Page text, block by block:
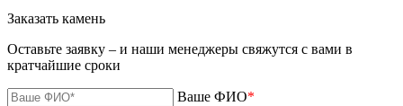
Заказать камень
Оставьте заявку – и наши менеджеры свяжутся с вами в
кратчайшие сроки
Ваше ФИО*